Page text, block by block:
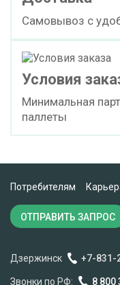
Самовывоз с
Условия
Минимальная
паллеты
Потребителям
ОТПРАВИТЬ ЗАПРОС
Дзержинск +7-831-
Звонки по РФ: 8 800